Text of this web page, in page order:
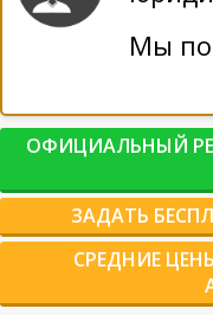
Мы
ОФИЦИАЛЬНЫЙ
ЗАДАТЬ
СРЕДНИЕ